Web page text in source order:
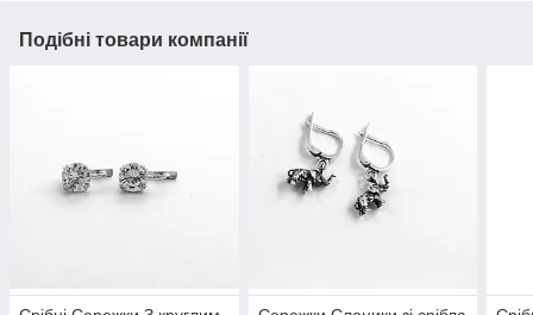
Подібні товари компанії